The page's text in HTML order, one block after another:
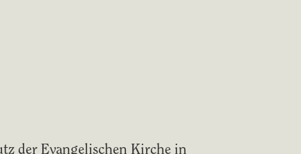
der Evangelischen Kirche in